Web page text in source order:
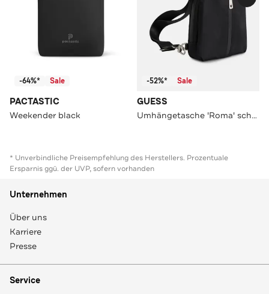
-64%* Sale
PACTASTIC
Weekender black
-52%* Sale
GUESS
Umhängetasche 'Roma' schwarz
* Unverbindliche Preisempfehlung des Herstellers. Prozentuale
Ersparnis ggü. der UVP, sofern vorhanden
Unternehmen
Über uns
Karriere
Presse
Service